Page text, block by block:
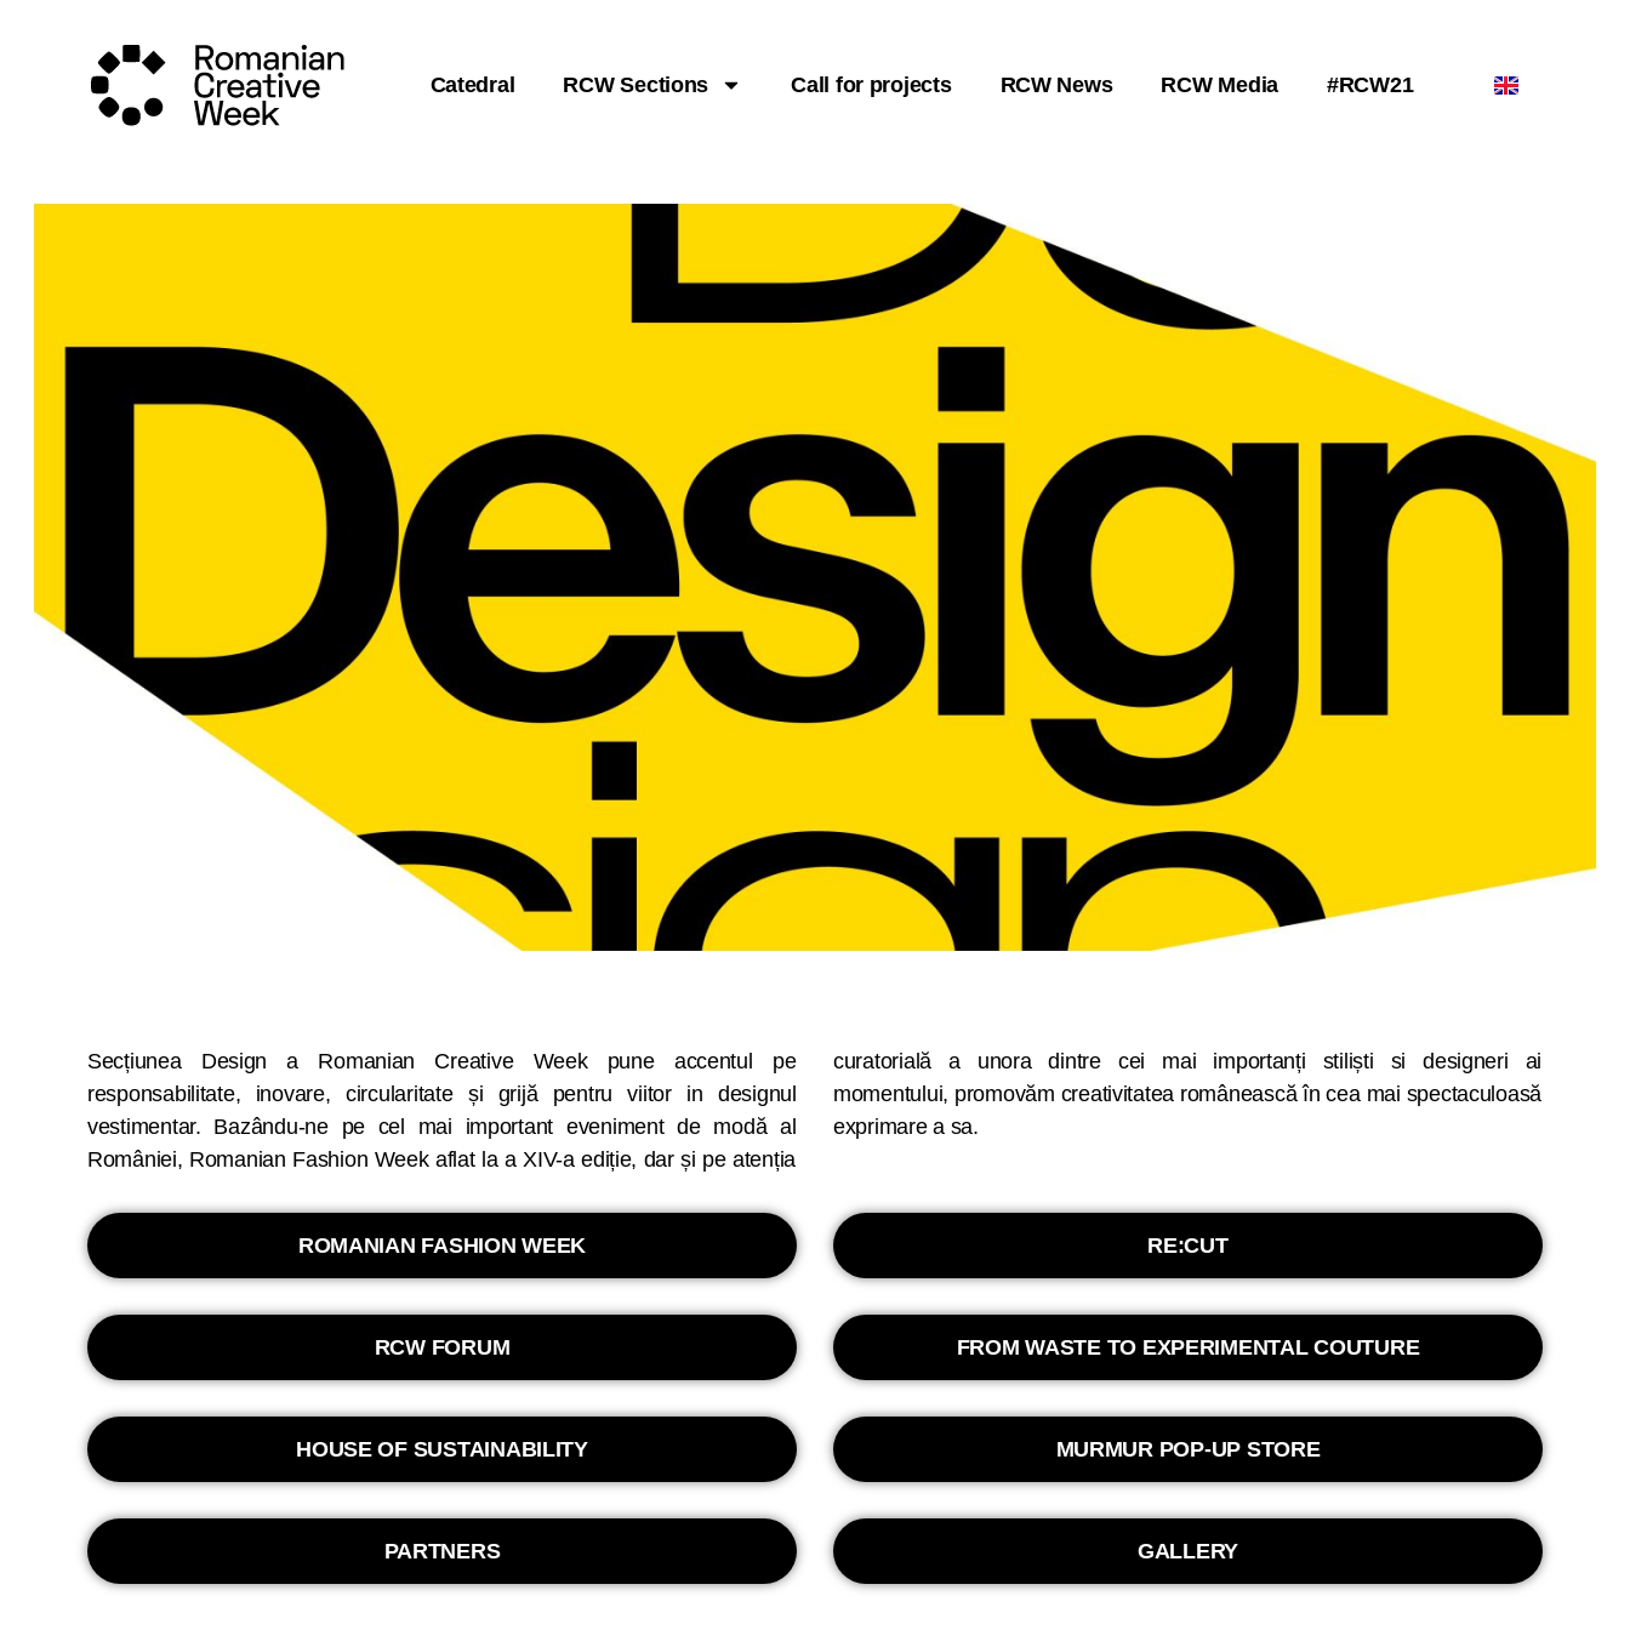
Catedral RCW Sections Call for projects RCW News RCW Media #RCW21
Secțiunea Design a Romanian Creative Week pune accentul pe
responsabilitate, inovare, circularitate și grijă pentru viitor in designul
vestimentar. Bazându-ne pe cel mai important eveniment de modă al
României, Romanian Fashion Week aflat la a XIV-a ediție, dar și pe atenția
curatorială a unora dintre cei mai importanți stiliști si designeri ai
momentului, promovăm creativitatea românească în cea mai spectaculoasă
exprimare a sa.
ROMANIAN FASHION WEEK RE:CUT
RCW FORUM FROM WASTE TO EXPERIMENTAL COUTURE
HOUSE OF SUSTAINABILITY MURMUR POP-UP STORE
PARTNERS GALLERY